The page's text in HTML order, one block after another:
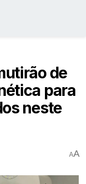
de
para
neste
AA